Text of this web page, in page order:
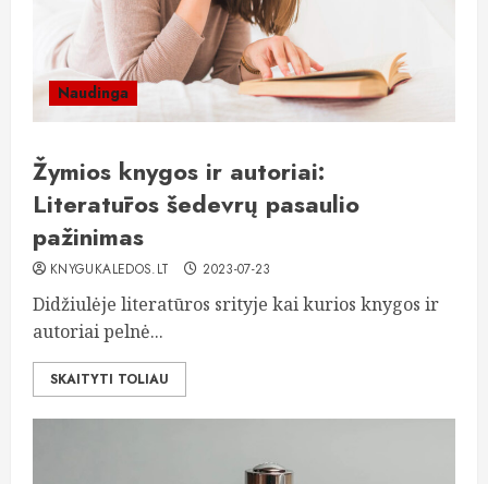
Naudinga
Žymios knygos ir autoriai:
Literatūros šedevrų pasaulio
pažinimas
KNYGUKALEDOS.LT 2023-07-23
Didžiulėje literatūros srityje kai kurios knygos ir
autoriai pelnė...
SKAITYTI TOLIAU